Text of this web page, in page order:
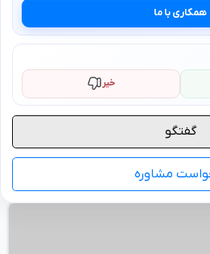
همکاری با ما
خیر
گفتگو
مشاوره